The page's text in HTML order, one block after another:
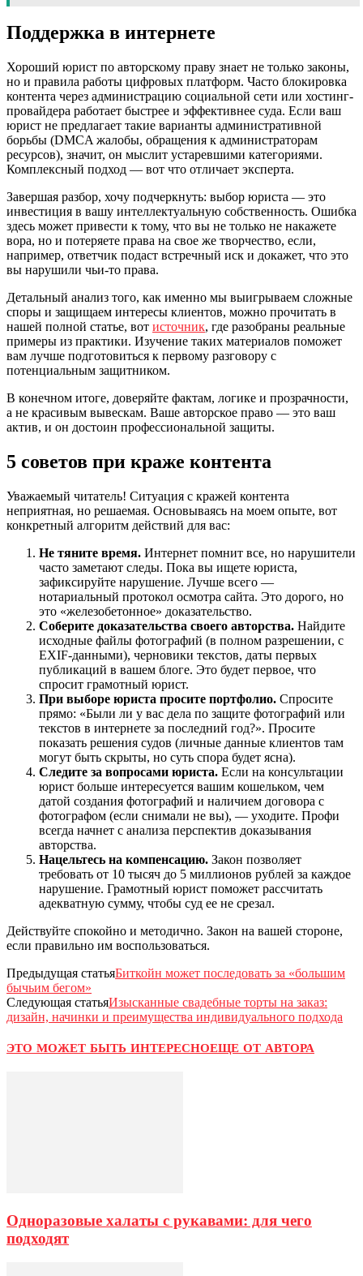
Поддержка в интернете
Хороший юрист по авторскому праву знает не только законы,
но и правила работы цифровых платформ. Часто блокировка
контента через администрацию социальной сети или хостинг-
провайдера работает быстрее и эффективнее суда. Если ваш
юрист не предлагает такие варианты административной
борьбы (DMCA жалобы, обращения к администраторам
ресурсов), значит, он мыслит устаревшими категориями.
Комплексный подход — вот что отличает эксперта.
Завершая разбор, хочу подчеркнуть: выбор юриста — это
инвестиция в вашу интеллектуальную собственность. Ошибка
здесь может привести к тому, что вы не только не накажете
вора, но и потеряете права на свое же творчество, если,
например, ответчик подаст встречный иск и докажет, что это
вы нарушили чьи-то права.
Детальный анализ того, как именно мы выигрываем сложные
споры и защищаем интересы клиентов, можно прочитать в
нашей полной статье, вот источник, где разобраны реальные
примеры из практики. Изучение таких материалов поможет
вам лучше подготовиться к первому разговору с
потенциальным защитником.
В конечном итоге, доверяйте фактам, логике и прозрачности,
а не красивым вывескам. Ваше авторское право — это ваш
актив, и он достоин профессиональной защиты.
5 советов при краже контента
Уважаемый читатель! Ситуация с кражей контента
неприятная, но решаемая. Основываясь на моем опыте, вот
конкретный алгоритм действий для вас:
Не тяните время. Интернет помнит все, но нарушители
часто заметают следы. Пока вы ищете юриста,
зафиксируйте нарушение. Лучше всего —
нотариальный протокол осмотра сайта. Это дорого, но
это «железобетонное» доказательство.
Соберите доказательства своего авторства. Найдите
исходные файлы фотографий (в полном разрешении, с
EXIF-данными), черновики текстов, даты первых
публикаций в вашем блоге. Это будет первое, что
спросит грамотный юрист.
При выборе юриста просите портфолио. Спросите
прямо: «Были ли у вас дела по защите фотографий или
текстов в интернете за последний год?». Просите
показать решения судов (личные данные клиентов там
могут быть скрыты, но суть спора будет ясна).
Следите за вопросами юриста. Если на консультации
юрист больше интересуется вашим кошельком, чем
датой создания фотографий и наличием договора с
фотографом (если снимали не вы), — уходите. Профи
всегда начнет с анализа перспектив доказывания
авторства.
Нацельтесь на компенсацию. Закон позволяет
требовать от 10 тысяч до 5 миллионов рублей за каждое
нарушение. Грамотный юрист поможет рассчитать
адекватную сумму, чтобы суд ее не срезал.
Действуйте спокойно и методично. Закон на вашей стороне,
если правильно им воспользоваться.
Предыдущая статьяБиткойн может последовать за «большим
бычьим бегом»
Следующая статьяИзысканные свадебные торты на заказ:
дизайн, начинки и преимущества индивидуального подхода
ЭТО МОЖЕТ БЫТЬ ИНТЕРЕСНОЕЩЕ ОТ АВТОРА
Одноразовые халаты с рукавами: для чего
подходят